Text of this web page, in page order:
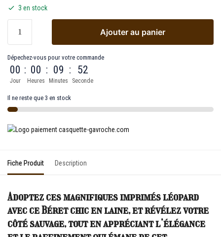
3 en stock
Ajouter au panier
Dépechez-vous pour votre commande
00
Jour
: 00
Heures
: 09
Minutes
: 52
Seconde
Il ne reste que 3 en stock
Fiche Produit Description
Adoptez ces magnifiques imprimés léopard
avec ce Béret chic en laine, et révélez votre
côté sauvage, tout en appréciant l’élégance